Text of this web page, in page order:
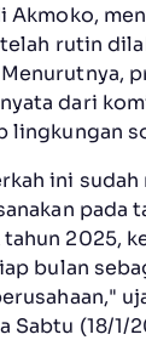
Akmoko,
rutin
dari
lingkungan
ini
pada
2025,
bulan
Sabtu (18/1/